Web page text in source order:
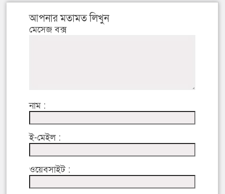
আপনার মতামত লিখুন
মেসেজ বক্স
নাম :
ই-মেইল :
ওয়েবসাইট :